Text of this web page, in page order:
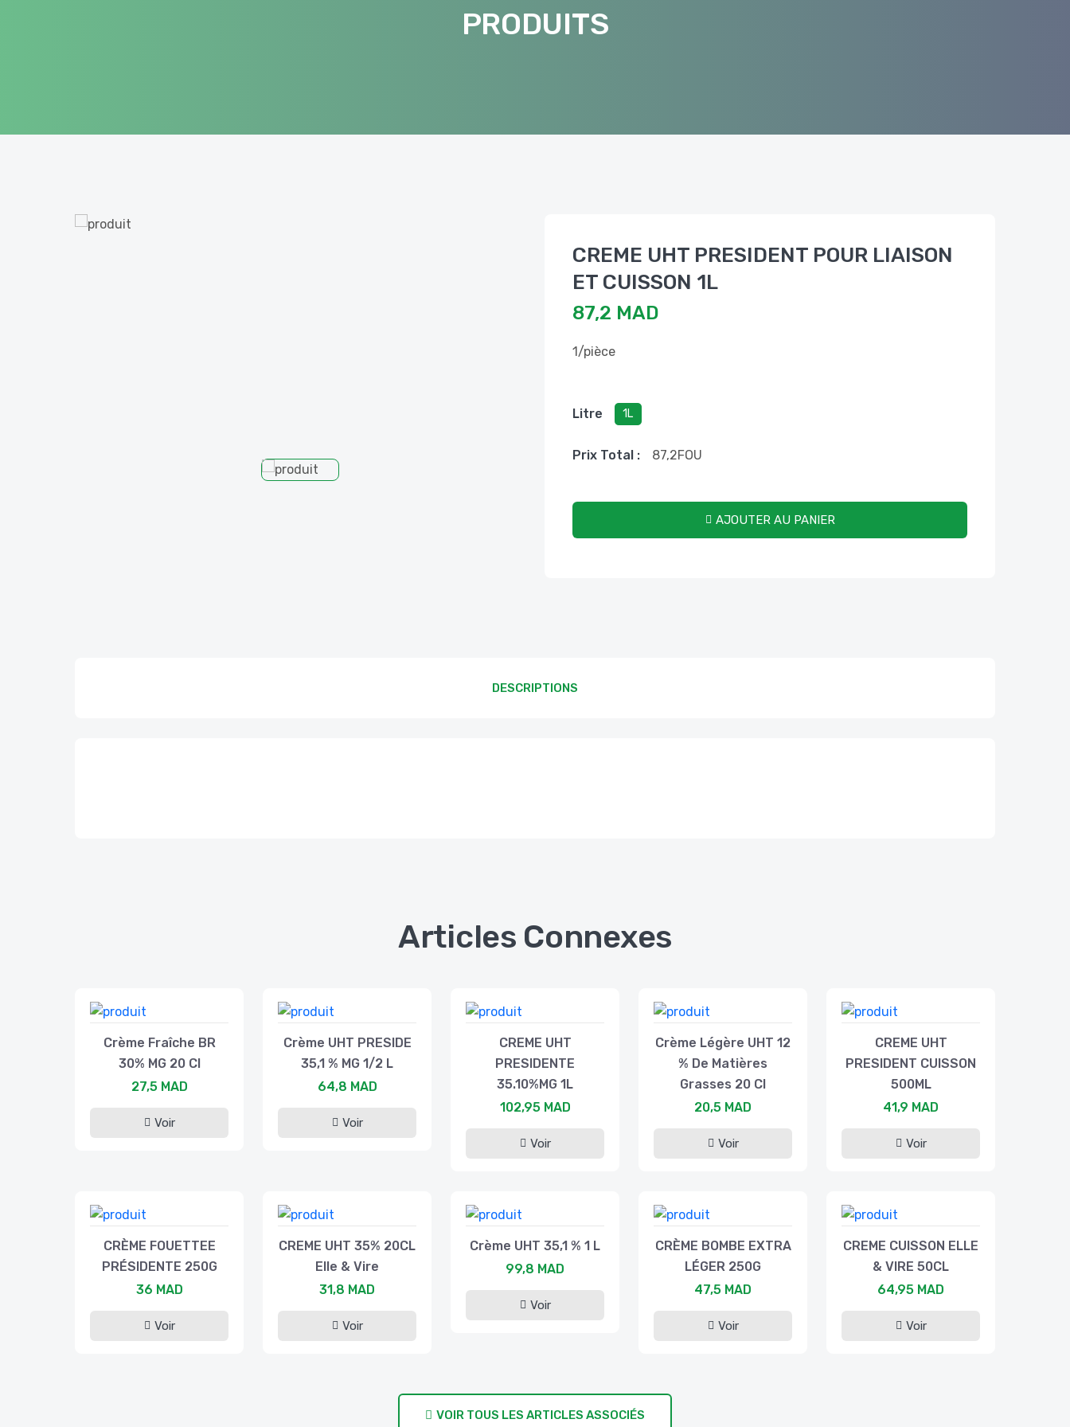
PRODUITS
CREME UHT PRESIDENT POUR LIAISON
ET CUISSON 1L
87,2 MAD
1/pièce
Litre 1L
Prix ​​total : 87,2FOU
AJOUTER AU PANIER
DESCRIPTIONS
Articles Connexes
Crème Fraîche BR
30% MG 20 Cl
27,5 MAD
Voir
Crème UHT PRESIDE
35,1 % MG 1/2 L
64,8 MAD
Voir
CREME UHT
PRESIDENTE
35.10%MG 1L
102,95 MAD
Voir
Crème Légère UHT 12
% De Matières
Grasses 20 Cl
20,5 MAD
Voir
CREME UHT
PRESIDENT CUISSON
500ML
41,9 MAD
Voir
CRÈME FOUETTEE
PRÉSIDENTE 250G
36 MAD
Voir
CREME UHT 35% 20CL
Elle & Vire
31,8 MAD
Voir
Crème UHT 35,1 % 1 L
99,8 MAD
Voir
CRÈME BOMBE EXTRA
LÉGER 250G
47,5 MAD
Voir
CREME CUISSON ELLE
& VIRE 50CL
64,95 MAD
Voir
VOIR TOUS LES ARTICLES ASSOCIÉS